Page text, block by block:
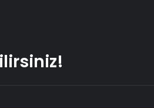
Bahar Aksu cinayeti: Katillerin keşif